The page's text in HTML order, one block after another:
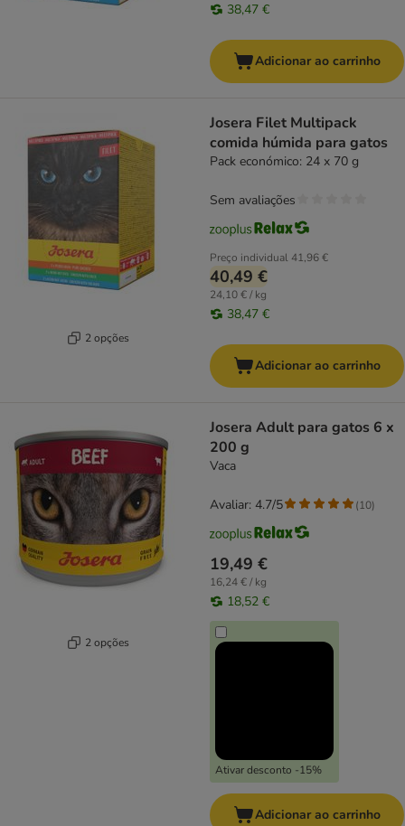
38,47 €
Adicionar ao carrinho
2 opções
Josera Filet Multipack
comida húmida para gatos
Pack económico: 24 x 70 g
Preço individual41,96 €
40,49 €
24,10 € / kg
38,47 €
Sem avaliações
Adicionar ao carrinho
2 opções
Josera Adult para gatos 6 x
200 g
Vaca
19,49 €
16,24 € / kg
18,52 €
Ativar desconto -15%
Avaliar: 4.7/5 (10)
Adicionar ao carrinho